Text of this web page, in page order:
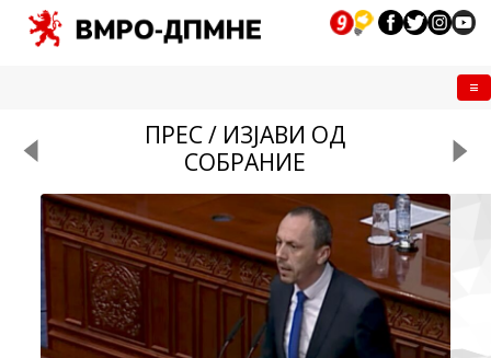
ПРЕС / ИЗЈАВИ ОД
СОБРАНИЕ